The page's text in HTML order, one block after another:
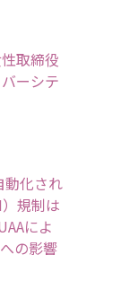
取締役
ーシテ
動化され
規制は
によ
の影響